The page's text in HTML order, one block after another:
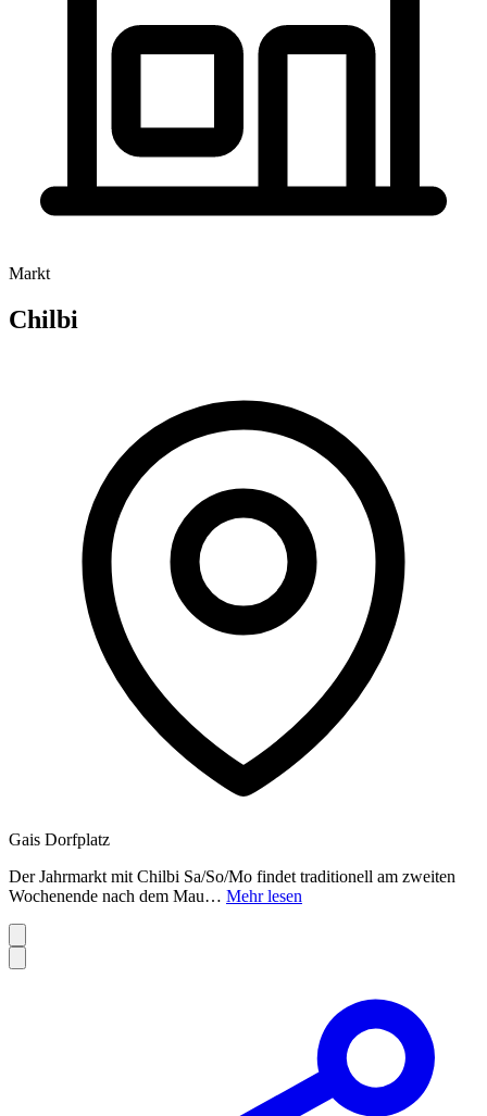
Markt
Chilbi
Gais Dorfplatz
Der Jahrmarkt mit Chilbi Sa/So/Mo findet traditionell am zweiten
Wochenende nach dem Mau… Mehr lesen